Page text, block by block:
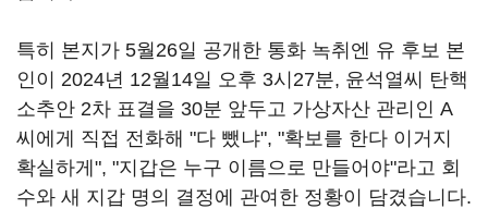
특히 본지가 5월26일 공개한 통화 녹취엔 유 후보 본
인이 2024년 12월14일 오후 3시27분, 윤석열씨 탄핵
소추안 2차 표결을 30분 앞두고 가상자산 관리인 A
씨에게 직접 전화해 "다 뺐냐", "확보를 한다 이거지
확실하게", "지갑은 누구 이름으로 만들어야"라고 회
수와 새 지갑 명의 결정에 관여한 정황이 담겼습니다.